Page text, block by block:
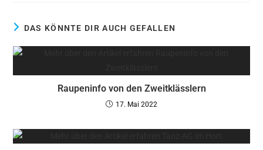
DAS KÖNNTE DIR AUCH GEFALLEN
Raupeninfo von den Zweitklässlern
17. Mai 2022